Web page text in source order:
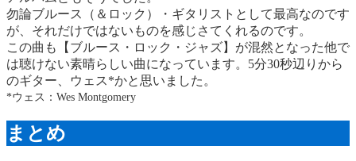
勿論ブルース（＆ロック）・ギタリストとして最高なのです
が、それだけではないものを感じさてくれるのです。
この曲も【ブルース・ロック・ジャズ】が混然となった他で
は聴けない素晴らしい曲になっています。5分30秒辺りから
のギター、ウェス*かと思いました。
*ウェス：Wes Montgomery
まとめ